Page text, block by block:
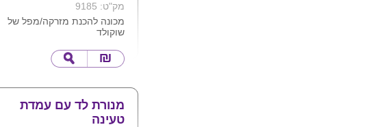
מק"ט: 9185
מכונה להכנת מזרקה/מפל של
שוקולד
שוקולד
עשויה נירוסטה וחלקי פלסטיק
מתאימה לשימוש ביתי 170w
מנורת לד עם עמדת
טעינה